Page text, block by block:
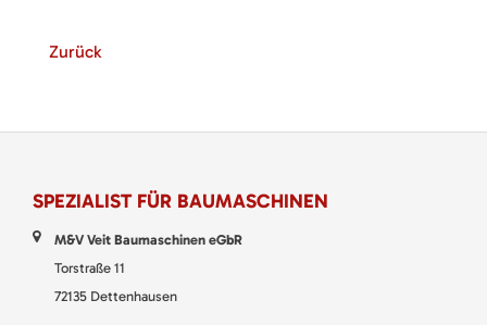
Zurück
SPEZIALIST FÜR BAUMASCHINEN
M&V Veit Baumaschinen eGbR
Torstraße 11
72135 Dettenhausen